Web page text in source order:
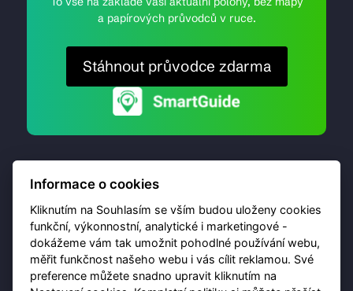
a papírových průvodců v ruce.
Stáhnout průvodce zdarma
© 2026 Destinační portál provozujeBrána Jihlavy,
příspěvková organizace. Všechna práva vyhrazena.
Informace o cookies
Kliknutím na Souhlasím se vším budou uloženy cookies
funkční, výkonnostní, analytické i marketingové -
dokážeme vám tak umožnit pohodlné používání webu,
měřit funkčnost našeho webu i vás cílit reklamou. Své
preference můžete snadno upravit kliknutím na